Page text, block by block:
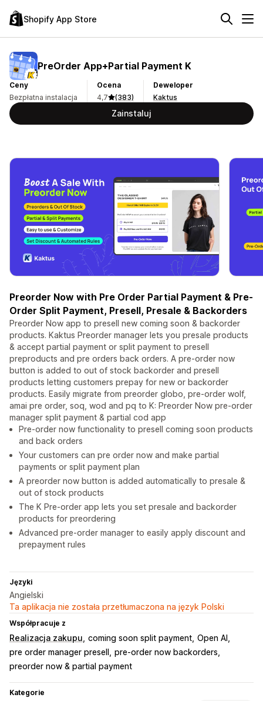
Shopify App Store
PreOrder App+Partial Payment K
Ceny
Bezpłatna instalacja
Ocena
4,7
(383)
Deweloper
Kaktus
Zainstaluj
Preorder Now with Pre Order Partial Payment & Pre-
Order Split Payment, Presell, Presale & Backorders
Preorder Now app to presell new coming soon & backorder
products. Kaktus Preorder manager lets you presale products
& accept partial payment or split payment to presell
preproducts and pre orders back orders. A pre-order now
button is added to out of stock backorder and presell
products letting customers prepay for new or backorder
products. Easily migrate from preorder globo, pre-order wolf,
amai pre order, soq, wod and pq to K: Preorder Now pre-order
manager split payment & partial cod app
Pre-order now functionality to presell coming soon products
and back orders
Your customers can pre order now and make partial
payments or split payment plan
A preorder now button is added automatically to presale &
out of stock products
The K Pre-order app lets you set presale and backorder
products for preordering
Advanced pre-order manager to easily apply discount and
prepayment rules
Języki
Angielski
Ta aplikacja nie została przetłumaczona na język Polski
Współpracuje z
Realizacja zakupu coming soon split payment Open AI
pre order manager presell
pre-order now backorders
preorder now & partial payment
Kategorie